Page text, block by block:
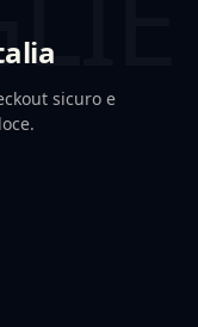
sicuro e